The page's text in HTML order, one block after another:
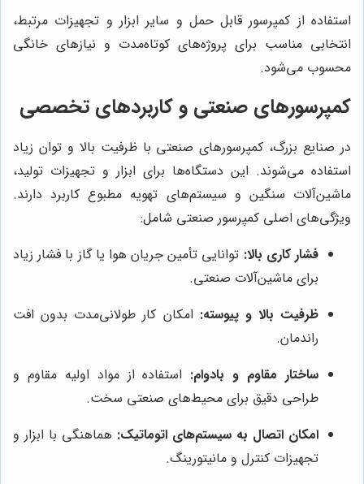
استفاده از کمپرسور قابل حمل و سایر ابزار و تجهیزات مرتبط،
انتخابی مناسب برای پروژه‌های کوتاه‌مدت و نیازهای خانگی
محسوب می‌شود.
کمپرسورهای صنعتی و کاربردهای تخصصی
در صنایع بزرگ، کمپرسورهای صنعتی با ظرفیت بالا و توان زیاد
استفاده می‌شوند. این دستگاه‌ها برای ابزار و تجهیزات تولید،
ماشین‌آلات سنگین و سیستم‌های تهویه مطبوع کاربرد دارند.
ویژگی‌های اصلی کمپرسور صنعتی شامل:
فشار کاری بالا: توانایی تأمین جریان هوا یا گاز با فشار زیاد
برای ماشین‌آلات صنعتی.
ظرفیت بالا و پیوسته: امکان کار طولانی‌مدت بدون افت
راندمان.
ساختار مقاوم و بادوام: استفاده از مواد اولیه مقاوم و
طراحی دقیق برای محیط‌های صنعتی سخت.
امکان اتصال به سیستم‌های اتوماتیک: هماهنگی با ابزار و
تجهیزات کنترل و مانیتورینگ.